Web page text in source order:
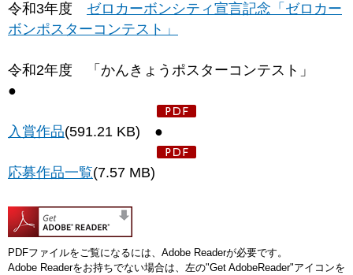
令和3年度 ゼロカーボンシティ宣言記念「ゼロカー
ボンポスターコンテスト」
令和2年度 「かんきょうポスターコンテスト」
●
入賞作品(591.21 KB) ●
応募作品一覧(7.57 MB)
PDFファイルをご覧になるには、Adobe Readerが必要です。
Adobe Readerをお持ちでない場合は、左の"Get AdobeReader"アイコンを